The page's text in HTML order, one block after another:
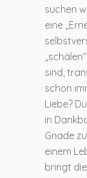
suchen
eine
sind,
schon
Liebe?
in
Gnade
einem
bringt